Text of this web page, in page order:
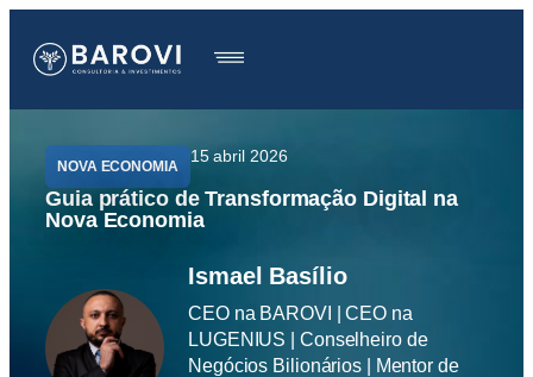
NOVA ECONOMIA
15 abril 2026
Guia prático de Transformação Digital na
Nova Economia
Ismael Basílio
CEO na BAROVI | CEO na
LUGENIUS | Conselheiro de
Negócios Bilionários | Mentor de